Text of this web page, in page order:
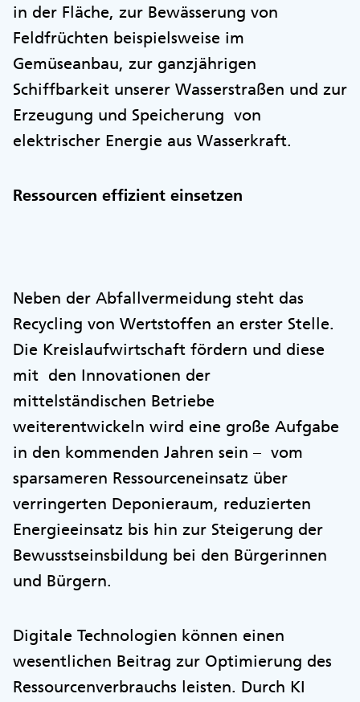
in der Fläche, zur Bewässerung von
Feldfrüchten beispielsweise im
Gemüseanbau, zur ganzjährigen
Schiffbarkeit unserer Wasserstraßen und zur
Erzeugung und Speicherung von
elektrischer Energie aus Wasserkraft.
Ressourcen effizient einsetzen
Neben der Abfallvermeidung steht das
Recycling von Wertstoffen an erster Stelle.
Die Kreislaufwirtschaft fördern und diese
mit den Innovationen der
mittelständischen Betriebe
weiterentwickeln wird eine große Aufgabe
in den kommenden Jahren sein – vom
sparsameren Ressourceneinsatz über
verringerten Deponieraum, reduzierten
Energieeinsatz bis hin zur Steigerung der
Bewusstseinsbildung bei den Bürgerinnen
und Bürgern.
Digitale Technologien können einen
wesentlichen Beitrag zur Optimierung des
Ressourcenverbrauchs leisten. Durch KI